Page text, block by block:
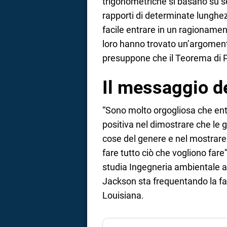
rapporti di determinate
facile entrare in un
loro hanno trovato
presuppone che il Teorema di
Il messaggio
“Sono molto orgogliosa che
positiva nel dimostrare che le
cose del genere e nel
fare tutto ciò che vogliono
studia Ingegneria ambientale
Jackson sta frequentando la
Louisiana.